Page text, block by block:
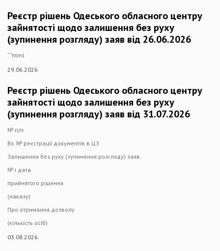
Реєстр рішень Одеського обласного центру
зайнятості щодо залишення без руху
(зупинення розгляду) заяв від 26.06.2026
```html
29.06.2026
Реєстр рішень Одеського обласного центру
зайнятості щодо залишення без руху
(зупинення розгляду) заяв від 31.07.2026
№ п/п
Вх. № реєстрації документів в ЦЗ
Залишення без руху (зупинення розгляду) заяв
№ і дата
прийнятого рішення
(наказу)
Про отримання дозволу
(кількість осіб)
03.08.2026